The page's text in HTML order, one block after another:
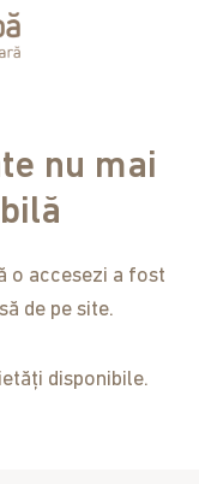
nu mai
o accesezi a fost
de pe site.
disponibile.